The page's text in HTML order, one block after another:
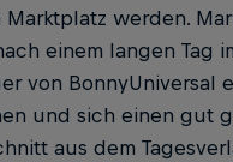
werden.
einem langen Tag
von BonnyUniversal
und sich ­einen gut
aus dem